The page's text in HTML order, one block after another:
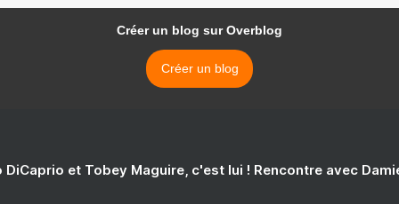
Créer un blog sur Overblog
Créer un blog
DiCaprio et Tobey Maguire, c'est lui ! Rencontre avec